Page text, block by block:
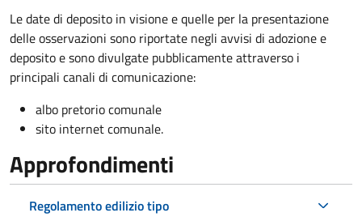
Le date di deposito in visione e quelle per la presentazione
delle osservazioni sono riportate negli avvisi di adozione e
deposito e sono divulgate pubblicamente attraverso i
principali canali di comunicazione:
albo pretorio comunale
sito internet comunale.
Approfondimenti
Regolamento edilizio tipo